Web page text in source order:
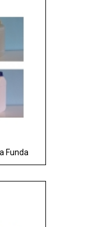
Funda